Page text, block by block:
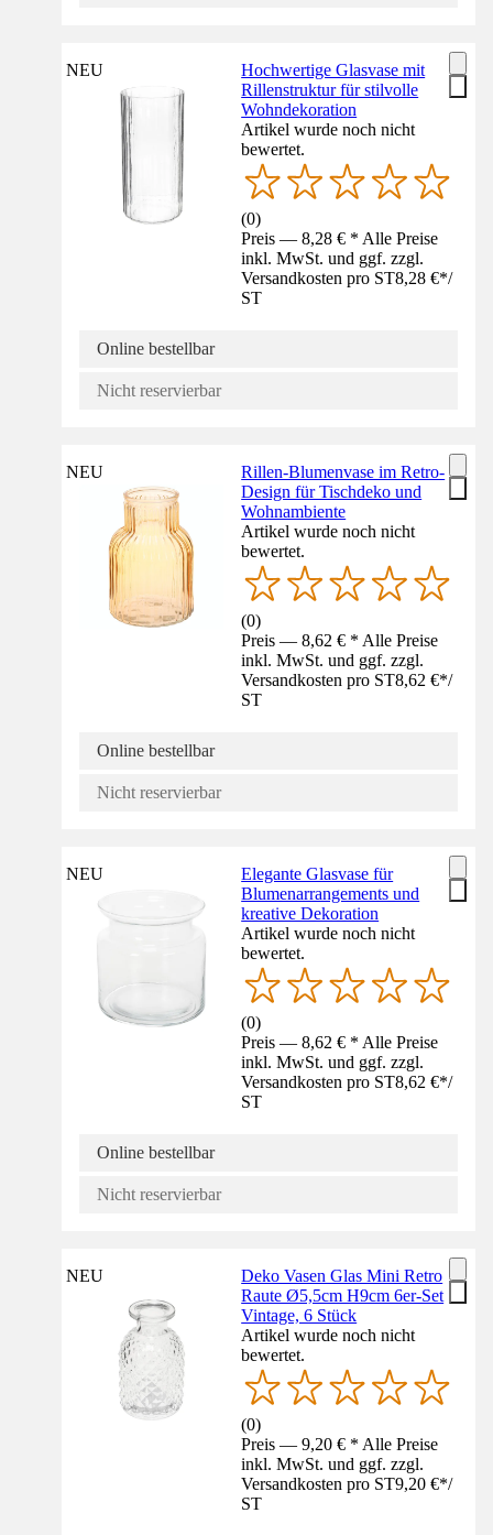
NEU
Hochwertige Glasvase mit
Rillenstruktur für stilvolle
Wohndekoration
Artikel wurde noch nicht
bewertet.
(0)
Preis — 8,28 € * Alle Preise
inkl. MwSt. und ggf. zzgl.
Versandkosten pro ST8,28 €*/
ST
Online bestellbar
Nicht reservierbar
NEU
Rillen-Blumenvase im Retro-
Design für Tischdeko und
Wohnambiente
Artikel wurde noch nicht
bewertet.
(0)
Preis — 8,62 € * Alle Preise
inkl. MwSt. und ggf. zzgl.
Versandkosten pro ST8,62 €*/
ST
Online bestellbar
Nicht reservierbar
NEU
Elegante Glasvase für
Blumenarrangements und
kreative Dekoration
Artikel wurde noch nicht
bewertet.
(0)
Preis — 8,62 € * Alle Preise
inkl. MwSt. und ggf. zzgl.
Versandkosten pro ST8,62 €*/
ST
Online bestellbar
Nicht reservierbar
NEU
Deko Vasen Glas Mini Retro
Raute Ø5,5cm H9cm 6er-Set
Vintage, 6 Stück
Artikel wurde noch nicht
bewertet.
(0)
Preis — 9,20 € * Alle Preise
inkl. MwSt. und ggf. zzgl.
Versandkosten pro ST9,20 €*/
ST